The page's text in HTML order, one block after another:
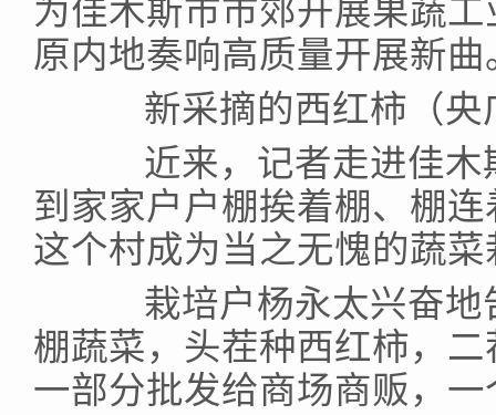
原内地奏响高质量开展新曲
新采摘的西红柿（央
近来，记者走进佳木
到家家户户棚挨着棚、棚
这个村成为当之无愧的蔬
栽培户杨永太兴奋地
棚蔬菜，头茬种西红柿，
一部分批发给商场商贩，